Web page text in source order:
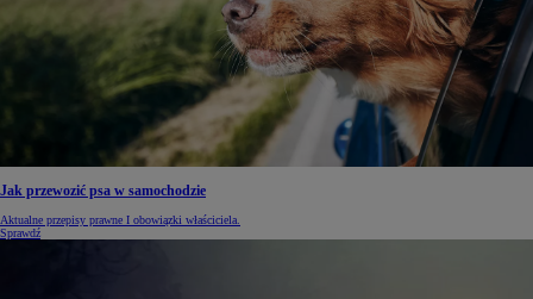
Jak przewozić psa w samochodzie
Aktualne przepisy prawne I obowiązki właściciela.
Sprawdź